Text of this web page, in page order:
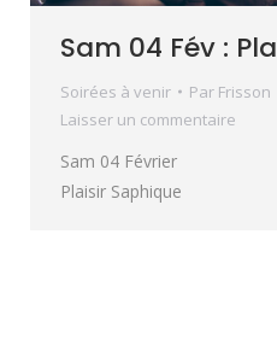
Sam 04 Fév :
Soirées à venir Par Frisson
Laisser un commentaire
Sam 04 Février
Plaisir Saphique